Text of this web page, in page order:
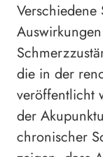
die in der
veröffentlicht
der
chronischer